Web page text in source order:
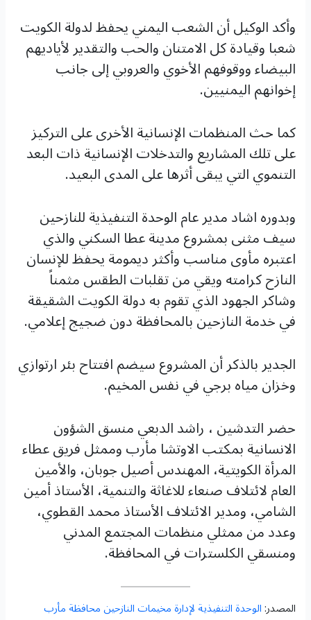
وأكد الوكيل أن الشعب اليمني يحفظ لدولة الكويت
شعبا وقيادة كل الامتنان والحب والتقدير لأياديهم
البيضاء ووقوفهم الأخوي والعروبي إلى جانب
إخوانهم اليمنيين.
كما حث المنظمات الإنسانية الأخرى على التركيز
على تلك المشاريع والتدخلات الإنسانية ذات البعد
التنموي التي يبقى أثرها على المدى البعيد.
وبدوره اشاد مدير عام الوحدة التنفيذية للنازحين
سيف مثنى بمشروع مدينة عطا السكني والذي
اعتبره مأوى مناسب وأكثر ديمومة يحفظ للإنسان
النازح كرامته ويقي من تقلبات الطقس مثمناً
وشاكر الجهود الذي تقوم به دولة الكويت الشقيقة
في خدمة النازحين بالمحافظة دون ضجيج إعلامي.
الجدير بالذكر أن المشروع سيضم افتتاح بئر ارتوازي
وخزان مياه برجي في نفس المخيم.
حضر التدشين ، راشد الدبعي منسق الشؤون
الانسانية بمكتب الاوتشا مأرب وممثل فريق عطاء
المرأة الكويتية، المهندس أصيل جوبان، والأمين
العام لائتلاف صنعاء للاغاثة والتنمية، الأستاذ أمين
الشامي، ومدير الائتلاف الأستاذ محمد القطوي،
وعدد من ممثلي منظمات المجتمع المدني
ومنسقي الكلسترات في المحافظة.
المصدر:الوحدة التنفيذية لإدارة مخيمات النازحين محافظة مأرب